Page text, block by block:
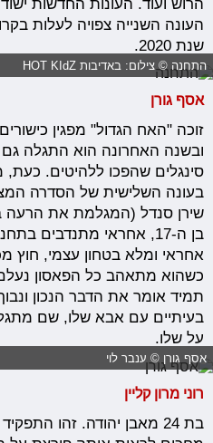
העונה השנייה צפויה לעלות
שנת 2020.
התחנה © צילום: באדיבות HOT KIdZ
אסף גורן
זוכה "האח הגדול" מפגין
ובשנה האחרונה הוא התגלה
סינגלים שהפכו ללהיטים.
בעונה השלישית של הסדרה
שירן סנדל (המגלמת את הרעה
בן ה-17, אחראי מתנדבים
אחראי ומלא בטחון עצמי, חוץ
כשהוא מתאהב כל הפאסון
תמיד אומר את הדבר הנכון
בעיתיים עם אבא שלו, שם
על שלו.
אסף גורן © ענבר לוי
רוני מרון קליין
בת 24 מאבן יהודה. זהו